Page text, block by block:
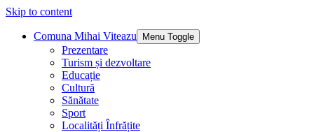
Skip to content
Comuna Mihai Viteazu Menu Toggle
Prezentare
Turism și dezvoltare
Educație
Cultură
Sănătate
Sport
Localități Înfrățite